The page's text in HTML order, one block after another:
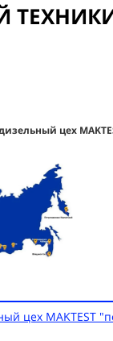
цех
цех MAKTEST